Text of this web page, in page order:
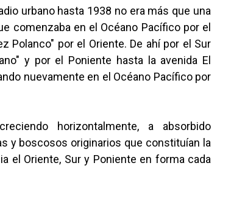
urbano hasta 1938 no era más que una
comenzaba en el Océano Pacífico por el
Polanco" por el Oriente. De ahí por el Sur
y por el Poniente hasta la avenida El
nuevamente en el Océano Pacífico por
horizontalmente, a absorbido
y boscosos originarios que constituían la
el Oriente, Sur y Poniente en forma cada